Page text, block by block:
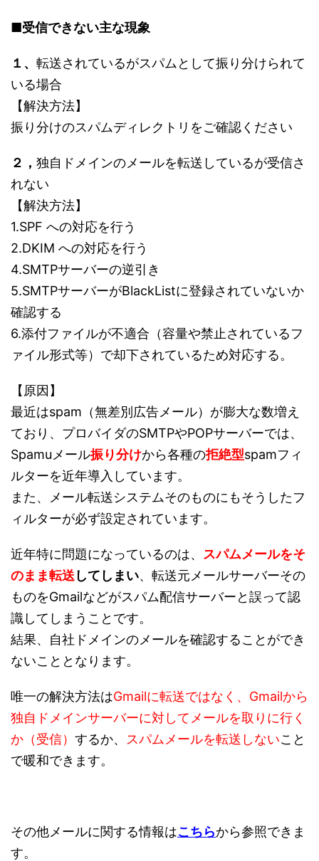
■受信できない主な現象
１、 転送されているがスパムとして振り分けられて
いる場合
【解決方法】
振り分けのスパムディレクトリをご確認ください
２， 独自ドメインのメールを転送しているが受信さ
れない
【解決方法】
1.SPF への対応を行う
2.DKIM への対応を行う
4.SMTPサーバーの逆引き
5.SMTPサーバーがBlackListに登録されていないか
確認する
6.添付ファイルが不適合（容量や禁止されているフ
ァイル形式等）で却下されているため対応する。
【原因】
最近はspam（無差別広告メール）が膨大な数増え
ており、プロバイダのSMTPやPOPサーバーでは、
Spamuメール振り分けから各種の拒絶型spamフィ
ルターを近年導入しています。
また、メール転送システムそのものにもそうしたフ
ィルターが必ず設定されています。
近年特に問題になっているのは、 スパムメールをそ
のまま転送 してしまい、転送元メールサーバーその
ものをGmailなどがスパム配信サーバーと誤って認
識してしまうことです。
結果、自社ドメインのメールを確認することができ
ないこととなります。
唯一の解決方法はGmailに転送ではなく、Gmailから
独自ドメインサーバーに対してメールを取りに行く
か（受信） するか、 スパムメールを転送しないこと
で暖和できます。
その他メールに関する情報はこちらから参照できま
す。